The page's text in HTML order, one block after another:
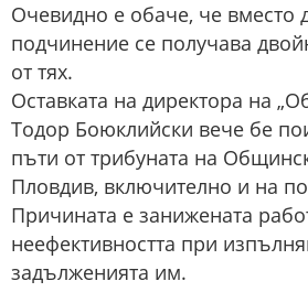
Очевидно е обаче, че вместо
подчинение се получава
от тях.
Оставката на директора на
Тодор Боюклийски вече бе
пъти от трибуната на
Пловдив, включително и на
Причината е занижената
неефективността при
задълженията им.